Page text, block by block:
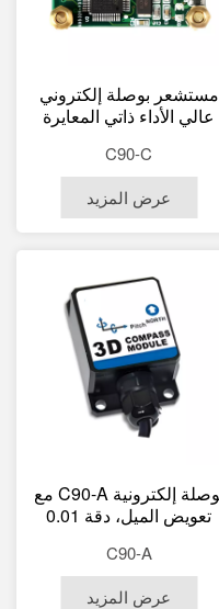
مستشعر بوصلة إلكتروني
عالي الأداء ذاتي المعايرة
C90-C
عرض المزيد
بوصلة إلكترونية C90-A مع
تعويض الميل، دقة 0.01
هرتز، تكامل مع نظام تحديد
المواقع العالمي (GPS).
C90-A
عرض المزيد